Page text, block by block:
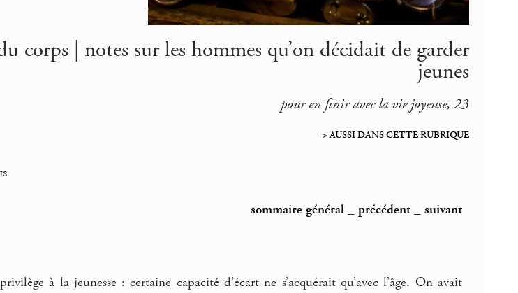
corps | notes sur les hommes qu’on décidait de garder
jeunes
pour en finir avec la vie joyeuse, 23
–> AUSSI DANS CETTE RUBRIQUE
sommaire général _précédent _suivant
à la jeunesse : certaine capacité d’écart ne s’acquérait qu’avec l’âge. On avait